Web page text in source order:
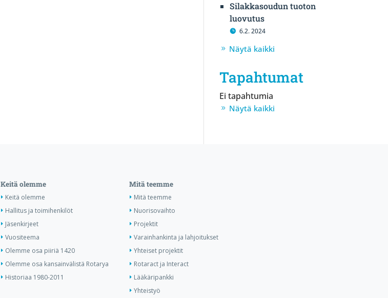
Silakkasoudun tuoton
luovutus
6.2. 2024
Näytä kaikki
Tapahtumat
Ei tapahtumia
Näytä kaikki
Keitä olemme
Keitä olemme
Hallitus ja toimihenkilöt
Jäsenkirjeet
Vuositeema
Olemme osa piiriä 1420
Olemme osa kansainvälistä Rotarya
Historiaa 1980-2011
Mitä teemme
Mitä teemme
Nuorisovaihto
Projektit
Varainhankinta ja lahjoitukset
Yhteiset projektit
Rotaract ja Interact
Lääkäripankki
Yhteistyö